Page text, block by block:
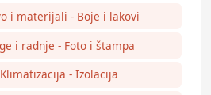
i materijali - Boje i lakovi
i radnje - Foto i štampa
- Izolacija